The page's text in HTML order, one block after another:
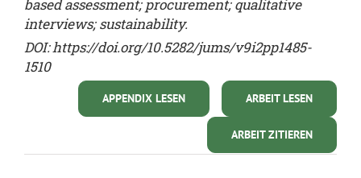
based assessment; procurement; qualitative
interviews; sustainability.
DOI:https://doi.org/10.5282/jums/v9i2pp1485-
1510
ARBEIT LESEN
APPENDIX LESEN
ARBEIT ZITIEREN